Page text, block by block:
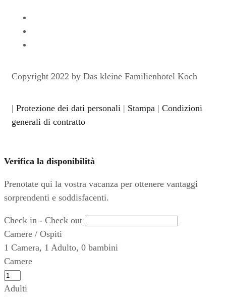
Copyright 2022 by Das kleine Familienhotel Koch
| Protezione dei dati personali | Stampa | Condizioni
generali di contratto
Verifica la disponibilità
Prenotate qui la vostra vacanza per ottenere vantaggi
sorprendenti e soddisfacenti.
Check in - Check out
Camere / Ospiti
1 Camera, 1 Adulto, 0 bambini
Camere
Adulti